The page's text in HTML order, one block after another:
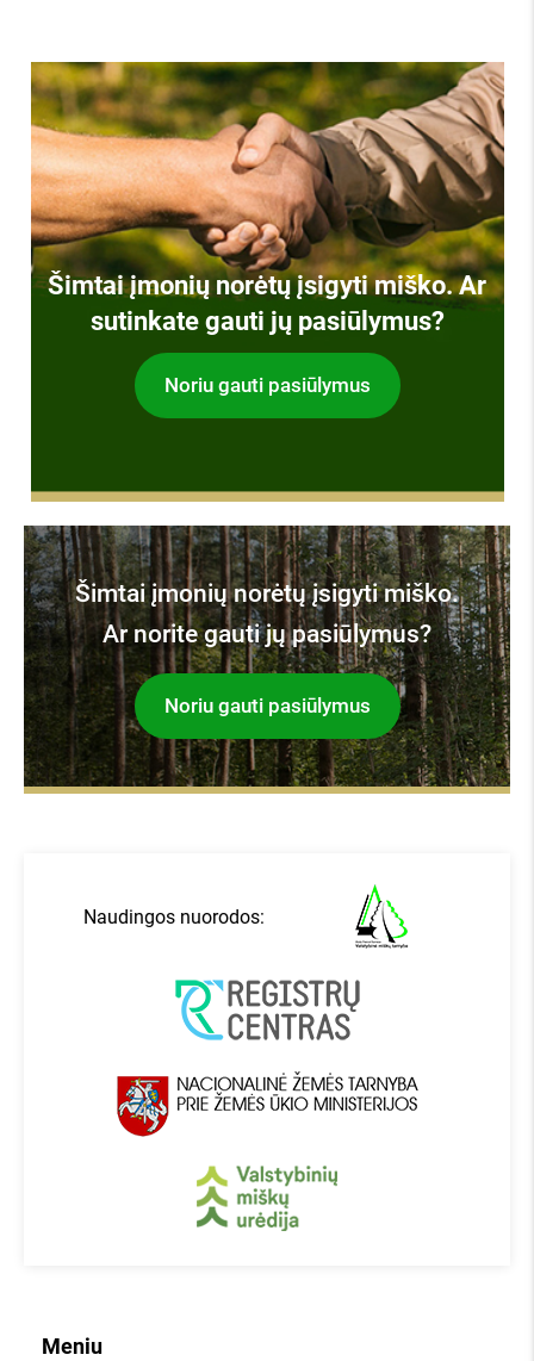
Šimtai įmonių norėtų įsigyti miško. Ar
sutinkate gauti jų pasiūlymus?
Noriu gauti pasiūlymus
Šimtai įmonių norėtų įsigyti miško.
Ar norite gauti jų pasiūlymus?
Noriu gauti pasiūlymus
Naudingos nuorodos:
Meniu